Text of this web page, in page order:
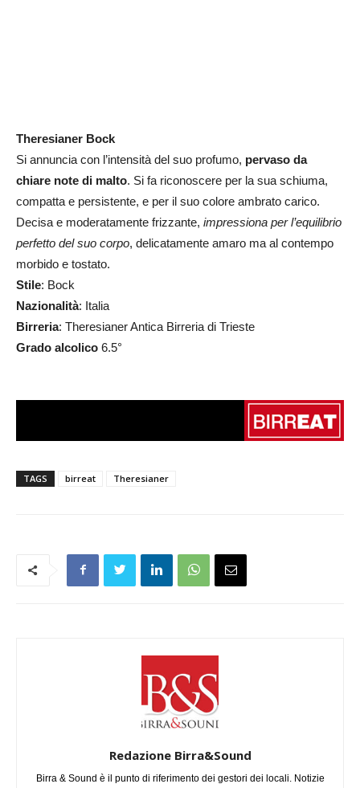
Theresianer Bock
Si annuncia con l’intensità del suo profumo, pervaso da
chiare note di malto. Si fa riconoscere per la sua schiuma,
compatta e persistente, e per il suo colore ambrato carico.
Decisa e moderatamente frizzante, impressiona per l’equilibrio
perfetto del suo corpo, delicatamente amaro ma al contempo
morbido e tostato.
Stile: Bock
Nazionalità: Italia
Birreria: Theresianer Antica Birreria di Trieste
Grado alcolico 6.5°
TAGS birreat Theresianer
Redazione Birra&Sound
Birra & Sound è il punto di riferimento dei gestori dei locali. Notizie